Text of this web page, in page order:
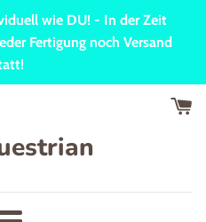
wie DU! - In der Zeit
Fertigung noch Versand